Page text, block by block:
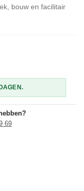
bouw en facilitair
69